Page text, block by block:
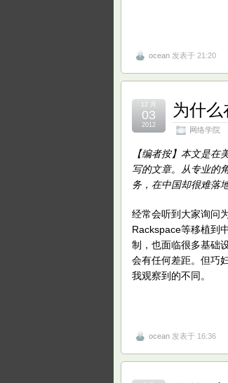
ocean 发表于 21:20
为什么
网络学院
12 月
03
2012
【编者按】本文是
写的文章。从专业的
务，在中国却很难落
经常会听到大家询问
Rackspace等移植到
制，也面临很多基础
会有任何差距。但巧
我观察到的不同。
ocean 发表于 16:36